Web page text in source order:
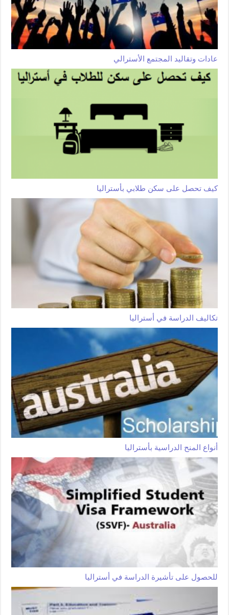
عادات وتقاليد المجتمع الأسترالي
كيف تحصل على سكن طلابي بأستراليا
تكاليف الدراسة في أستراليا
أنواع المنح الدراسية بأستراليا
للحصول على تأشيرة الدراسة في أستراليا